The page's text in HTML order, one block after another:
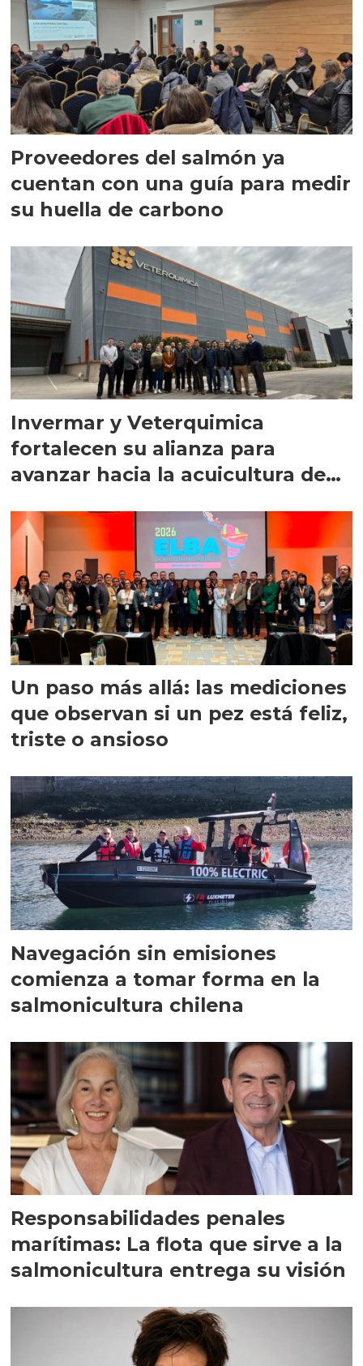
Proveedores del salmón ya
cuentan con una guía para medir
su huella de carbono
Invermar y Veterquimica
fortalecen su alianza para
avanzar hacia la acuicultura de
Un paso más allá: las mediciones
que observan si un pez está feliz,
triste o ansioso
Navegación sin emisiones
comienza a tomar forma en la
salmonicultura chilena
Responsabilidades penales
marítimas: La flota que sirve a la
salmonicultura entrega su visión